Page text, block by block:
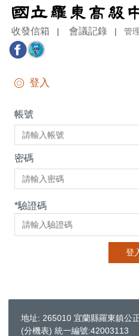
跳
到
主
要
內
收發信箱 會議記錄 管
登入
帳號
密碼
*驗證碼
登
地址: 265010 宜蘭縣羅東鎮公
(分機表) 統一編號:42003113